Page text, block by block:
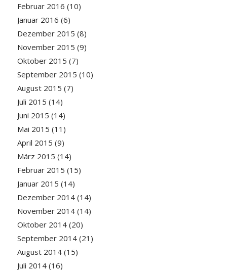
Februar 2016 (10)
Januar 2016 (6)
Dezember 2015 (8)
November 2015 (9)
Oktober 2015 (7)
September 2015 (10)
August 2015 (7)
Juli 2015 (14)
Juni 2015 (14)
Mai 2015 (11)
April 2015 (9)
März 2015 (14)
Februar 2015 (15)
Januar 2015 (14)
Dezember 2014(14)
November 2014(14)
Oktober 2014(20)
September 2014(21)
August 2014(15)
Juli 2014(16)